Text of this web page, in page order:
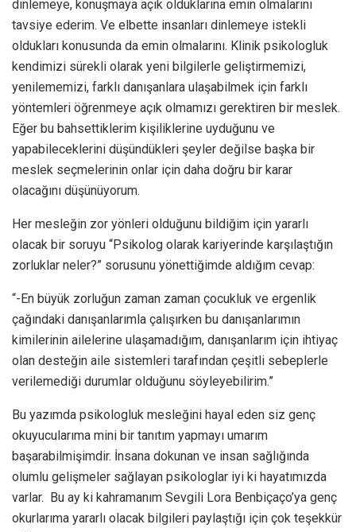
dinlemeye, konuşmaya açık olduklarına emin olmalarını
tavsiye ederim. Ve elbette insanları dinlemeye istekli
oldukları konusunda da emin olmalarını. Klinik psikologluk
kendimizi sürekli olarak yeni bilgilerle geliştirmemizi,
yenilememizi, farklı danışanlara ulaşabilmek için farklı
yöntemleri öğrenmeye açık olmamızı gerektiren bir meslek.
Eğer bu bahsettiklerim kişiliklerine uyduğunu ve
yapabileceklerini düşündükleri şeyler değilse başka bir
meslek seçmelerinin onlar için daha doğru bir karar
olacağını düşünüyorum.
Her mesleğin zor yönleri olduğunu bildiğim için yararlı
olacak bir soruyu “Psikolog olarak kariyerinde karşılaştığın
zorluklar neler?” sorusunu yönettiğimde aldığım cevap:
“-En büyük zorluğun zaman zaman çocukluk ve ergenlik
çağındaki danışanlarımla çalışırken bu danışanlarımın
kimilerinin ailelerine ulaşamadığım, danışanlarım için ihtiyaç
olan desteğin aile sistemleri tarafından çeşitli sebeplerle
verilemediği durumlar olduğunu söyleyebilirim.”
Bu yazımda psikologluk mesleğini hayal eden siz genç
okuyucularıma mini bir tanıtım yapmayı umarım
başarabilmişimdir. İnsana dokunan ve insan sağlığında
olumlu gelişmeler sağlayan psikologlar iyi ki hayatımızda
varlar. Bu ay ki kahramanım Sevgili Lora Benbiçaço’ya genç
okurlarıma yararlı olacak bilgileri paylaştığı için çok teşekkür